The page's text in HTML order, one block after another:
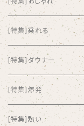
ALKASILKA
all about paradise
ALL ITEM 10 TIMES
Amia Calva
[特集]乗れる
[特集]ダウナー
[特集]爆発
[特集]熱い